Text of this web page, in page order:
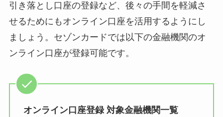
引き落とし口座の登録など、後々の手間を軽減さ
せるためにもオンライン口座を活用するようにし
ましょう。セゾンカードでは以下の金融機関のオ
ンライン口座が登録可能です。
オンライン口座登録 対象金融機関一覧